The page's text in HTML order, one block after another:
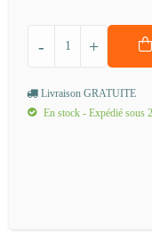
+
-
Livraison GRATUITE
En stock - Expédié sous